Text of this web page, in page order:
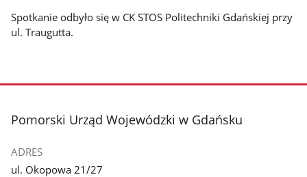
Spotkanie odbyło się w CK STOS Politechniki Gdańskiej przy
ul. Traugutta.
stopka
Pomorski Urząd Wojewódzki w Gdańsku
ADRES
ul. Okopowa 21/27